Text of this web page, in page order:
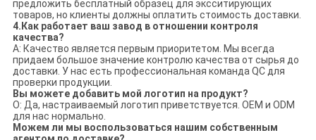
предложить бесплатный образец для эксситирующих
товаров, но клиенты должны оплатить стоимость доставки.
4.Как работает ваш завод в отношении контроля
качества?
A: Качество является первым приоритетом. Мы всегда
придаем большое значение контролю качества от сырья до
доставки. У нас есть профессиональная команда QC для
проверки продукции.
Вы можете добавить мой логотип на продукт?
О: Да, настраиваемый логотип приветствуется. OEM и ODM
для нас нормально.
Можем ли мы воспользоваться нашим собственным